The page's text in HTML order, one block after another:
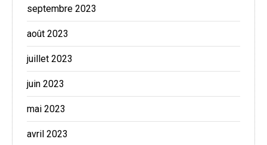
septembre 2023
août 2023
juillet 2023
juin 2023
mai 2023
avril 2023